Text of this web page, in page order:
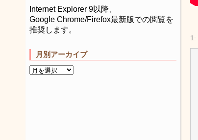
Internet Explorer 9以降、
Google Chrome/Firefox最新版での閲覧を
推奨します。
月別アーカイブ
1: